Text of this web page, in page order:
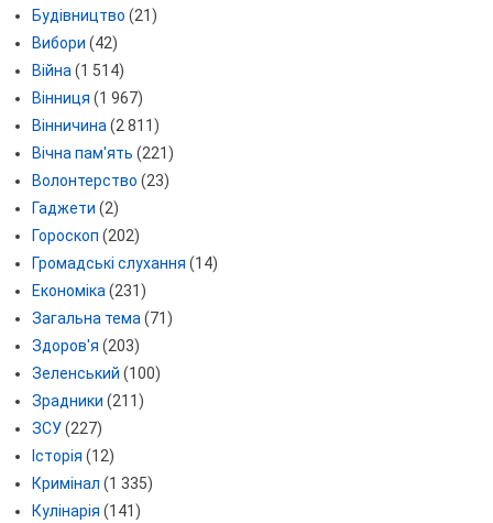
Будівництво (21)
Вибори (42)
Війна (1 514)
Вінниця (1 967)
Вінничина (2 811)
Вічна пам'ять (221)
Волонтерство (23)
Гаджети (2)
Гороскоп (202)
Громадські слухання (14)
Економіка (231)
Загальна тема (71)
Здоров'я (203)
Зеленський (100)
Зрадники (211)
ЗСУ(227)
Історія (12)
Кримінал (1 335)
Кулінарія (141)